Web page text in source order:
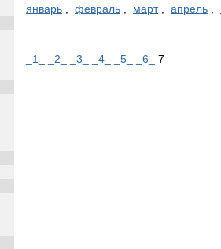
январь , февраль , март, апрель ,
_1_ _2_ _3_ _4_ _5_ _6_ 7